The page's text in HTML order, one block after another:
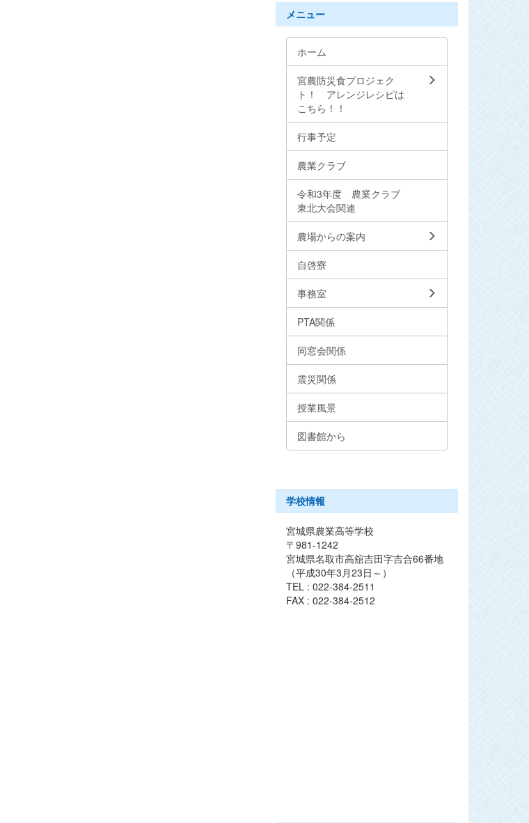
メニュー
ホーム
宮農防災食プロジェク
ト！ アレンジレシピは
こちら！！
行事予定
農業クラブ
令和3年度 農業クラブ
東北大会関連
農場からの案内
自啓寮
事務室
PTA関係
同窓会関係
震災関係
授業風景
図書館から
学校情報
宮城県農業高等学校
〒981-1242
宮城県名取市高舘吉田字吉合66番地
（平成30年3月23日～）
TEL : 022-384-2511
FAX : 022-384-2512